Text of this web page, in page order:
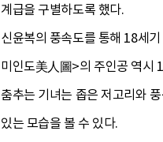
계급을 구별하도록 했다.
신윤복의 풍속도를 통해 18세
미인도美人圖>의 주인공 역시
춤추는 기녀는 좁은 저고리와
있는 모습을 볼 수 있다.